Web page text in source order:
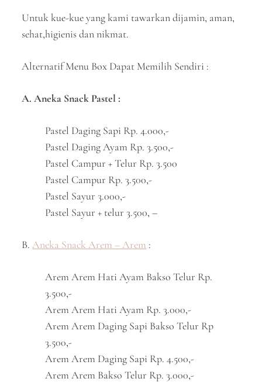
Untuk kue-kue yang kami tawarkan dijamin, aman,
sehat,higienis dan nikmat.
Alternatif Menu Box Dapat Memilih Sendiri :
A. Aneka Snack Pastel :
Pastel Daging Sapi Rp. 4.000,-
Pastel Daging Ayam Rp. 3.500,-
Pastel Campur + Telur Rp. 3.500
Pastel Campur Rp. 3.500,-
Pastel Sayur 3.000,-
Pastel Sayur + telur 3.500, –
B.Aneka Snack Arem – Arem :
Arem Arem Hati Ayam Bakso Telur Rp.
3.500,-
Arem Arem Hati Ayam Rp. 3.000,-
Arem Arem Daging Sapi Bakso Telur Rp
3.500,-
Arem Arem Daging Sapi Rp. 4.500,-
Arem Arem Bakso Telur Rp. 3.000,-